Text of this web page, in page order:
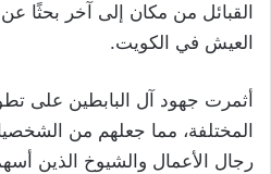
القبائل من مكان إلى آخر بحثًا
العيش في الكويت.
أثمرت جهود آل البابطين على
المختلفة، مما جعلهم من
رجال الأعمال والشيوخ الذين